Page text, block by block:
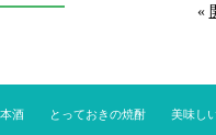
«
酒 とっておきの焼酎 美味し